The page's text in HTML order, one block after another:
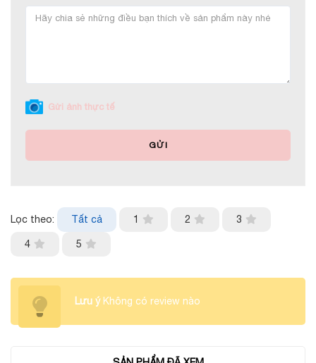
Gửi ảnh thực tế
GỬI
Lọc theo: Tất cả 1 2 3
4 5
Lưu ýKhông có review nào